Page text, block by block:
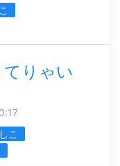
りゃい
こ